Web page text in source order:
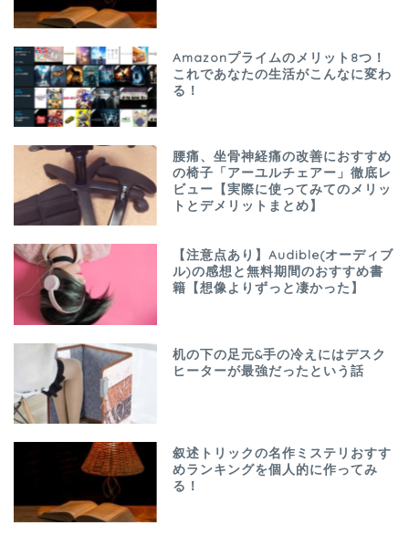
Amazonプライムのメリット8つ！
これであなたの生活がこんなに変わ
る！
腰痛、坐骨神経痛の改善におすすめ
の椅子「アーユルチェアー」徹底レ
ビュー【実際に使ってみてのメリッ
トとデメリットまとめ】
【注意点あり】Audible(オーディブ
ル)の感想と無料期間のおすすめ書
籍【想像よりずっと凄かった】
机の下の足元&手の冷えにはデスク
ヒーターが最強だったという話
叙述トリックの名作ミステリおすす
めランキングを個人的に作ってみ
る！